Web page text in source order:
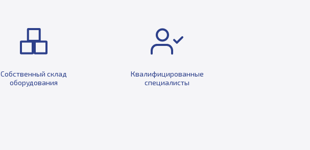
Собственный склад
оборудования
Квалифицированные
специалисты